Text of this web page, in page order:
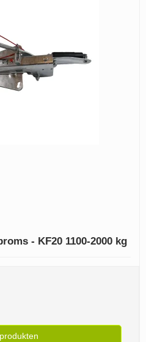
- KF20 1100-2000 kg